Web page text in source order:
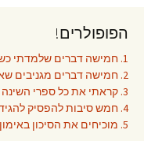
הפופולרים!
1. חמישה דברים שלמדתי כשאמרתי כן לבת שלי במשך 24 שעות
2. חמישה דברים מגניבים שאף אחד לא אמר לך על הנקה לילית
3. קראתי את כל ספרי השינה לתינוקות
4. חמש סיבות להפסיק להגיד כל הכבוד!
5. מוכיחים את הסיכון באימון שינה לתינוקות